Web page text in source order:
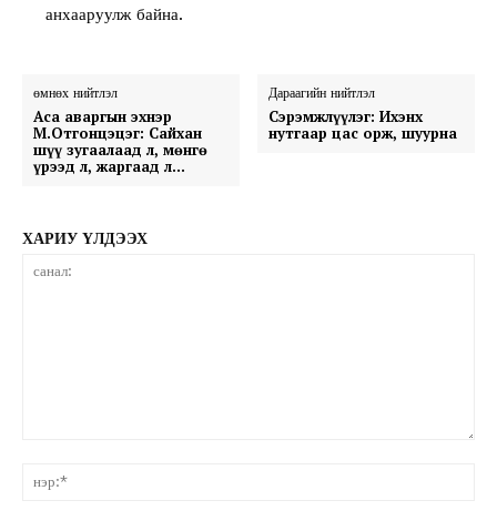
анхааруулж байна.
өмнөх нийтлэл
Аса аваргын эхнэр
М.Отгонцэцэг: Сайхан
шүү зугаалаад л, мөнгө
үрээд л, жаргаад л…
Дараагийн нийтлэл
Сэрэмжлүүлэг: Ихэнх
нутгаар цас орж, шуурна
ХАРИУ ҮЛДЭЭХ